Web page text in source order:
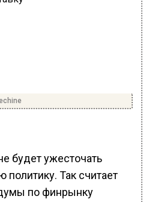
будет ужесточать
Так считает
по финрынку